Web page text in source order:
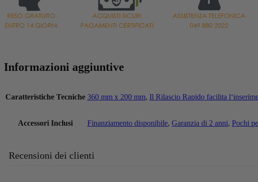
Informazioni aggiuntive
Caratteristiche Tecniche 360 mm x 200 mm, Il Rilascio Rapido facilita
Accessori Inclusi Finanziamento disponibile, Garanzia di 2 anni, Pochi
Recensioni dei clienti